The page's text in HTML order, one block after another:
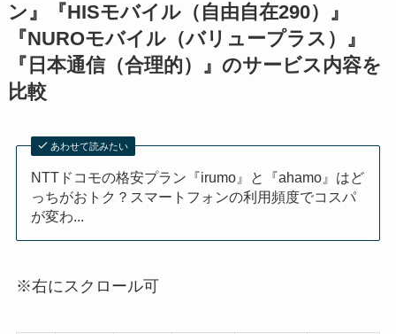
ン』『HISモバイル（自由自在290）』
『NUROモバイル（バリュープラス）』
『日本通信（合理的）』のサービス内容を
比較
あわせて読みたい
NTTドコモの格安プラン『irumo』と『ahamo』はど
っちがおトク？スマートフォンの利用頻度でコスパ
が変わ...
※右にスクロール可